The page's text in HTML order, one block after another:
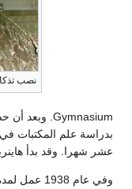
نصب
بدراسة علم المكتبات
عشر شهرا. وقد بدأ
وفي عام